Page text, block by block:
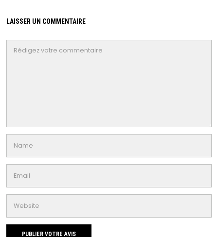
LAISSER UN COMMENTAIRE